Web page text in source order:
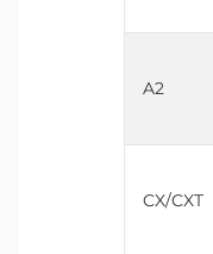
A2
CX/CXT